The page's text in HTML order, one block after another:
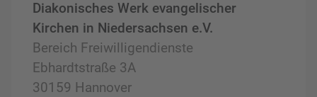
Diakonisches Werk evangelischer
Kirchen in Niedersachsen e.V.
Bereich Freiwilligendienste
Ebhardtstraße 3A
30159 Hannover